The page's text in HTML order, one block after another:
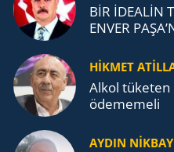
BİR İDEALİN
ENVER
HİKMET
Alkol tü­ke­ten
öde­me­me­li
AYDIN NİKBAY